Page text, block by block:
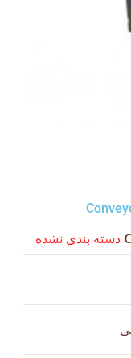
دسته بندی نشده